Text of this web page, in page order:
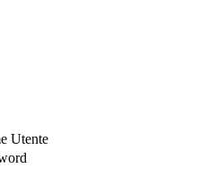
Utente